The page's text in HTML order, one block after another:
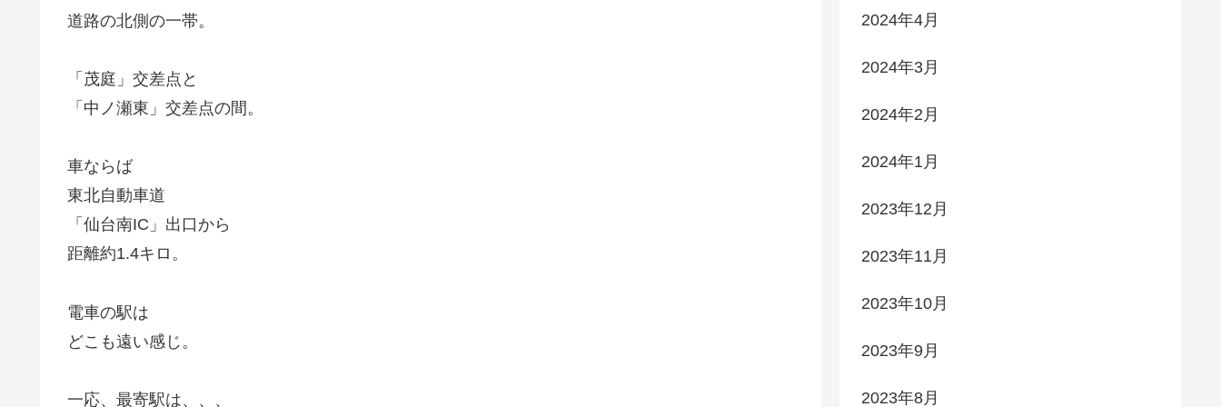
道路の北側の一帯。
「茂庭」交差点と
「中ノ瀬東」交差点の間。
車ならば
東北自動車道
「仙台南IC」出口から
距離約1.4キロ。
電車の駅は
どこも遠い感じ。
一応、最寄駅は、、、
2024年4月
2024年3月
2024年2月
2024年1月
2023年12月
2023年11月
2023年10月
2023年9月
2023年8月